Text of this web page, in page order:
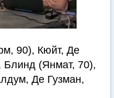
90), Кюйт, Де
(Янмат, 70),
Де Гузман,